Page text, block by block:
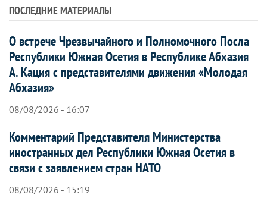
ПОСЛЕДНИЕ МАТЕРИАЛЫ
О встрече Чрезвычайного и Полномочного Посла
Республики Южная Осетия в Республике Абхазия
А. Кация с представителями движения «Молодая
Абхазия»
08/08/2026 - 16:07
Комментарий Представителя Министерства
иностранных дел Республики Южная Осетия в
связи с заявлением стран НАТО
08/08/2026 - 15:19